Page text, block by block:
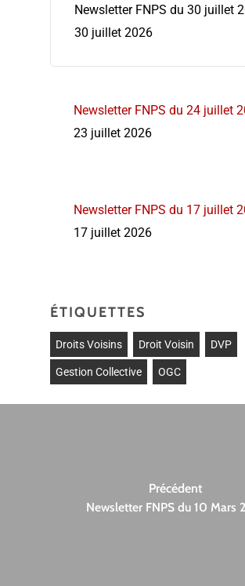
Newsletter FNPS du 30 juillet
30 juillet 2026
Newsletter FNPS du 24 juillet
23 juillet 2026
Newsletter FNPS du 17 juillet
17 juillet 2026
ÉTIQUETTES
Droits Voisins Droit Voisin DVP
Gestion Collective OGC
Précédent
Newsletter FNPS du 10 Mars